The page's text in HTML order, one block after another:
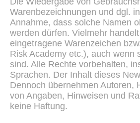
Warenbezeichnungen und dgl.
Annahme, dass solche Namen
werden dürfen. Vielmehr
eingetragene Warenzeichen
Risk Academy etc.), auch wenn
sind. Alle Rechte vorbehalten,
Sprachen. Der Inhalt dieses
Dennoch übernehmen Autoren,
von Angaben, Hinweisen und
keine Haftung.